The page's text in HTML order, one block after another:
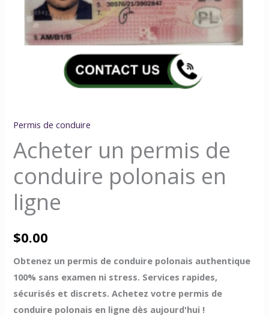
Permis de conduire
Acheter un permis de
conduire polonais en
ligne
$0.00
Obtenez un permis de conduire polonais authentique
100% sans examen ni stress. Services rapides,
sécurisés et discrets. Achetez votre permis de
conduire polonais en ligne dès aujourd'hui !